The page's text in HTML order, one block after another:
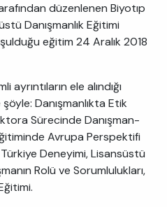
düzenlenen Biyotıp
Danışmanlık Eğitimi
eğitim 24 Aralık 2018
ele alındığı
şöyle: Danışmanlıkta Etik
Sürecinde Danışman-
Avrupa Perspektifi
Türkiye Deneyimi, Lisansüstü
Rolü ve Sorumlulukları,